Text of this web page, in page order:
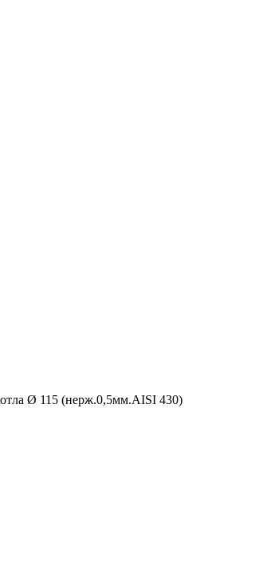
Ø 115 (нерж.0,5мм.AISI 430)